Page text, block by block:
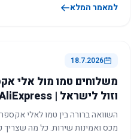
למאמר המלא
18.7.2026
משלוחים טמו מול אלי
וזול לישראל | Temu vs AliExpress
השוואה ברורה בין טמו לאלי
מכס ואמינות שירות. כל מה שצריך